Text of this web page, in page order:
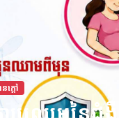
ក្តៅ
តាប្រឈមនៃ